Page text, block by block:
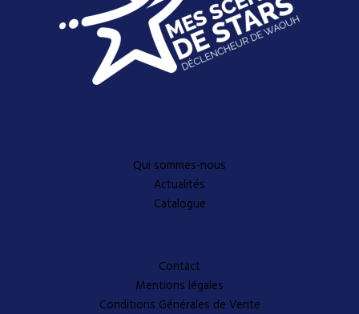
Qui sommes-nous
Actualités
Catalogue
Contact
Mentions légales
Conditions Générales de Vente